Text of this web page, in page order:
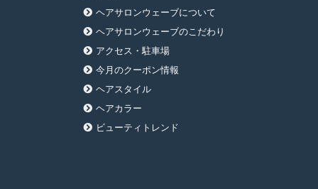
ヘアサロンウェーブについて
ヘアサロンウェーブのこだわり
アクセス・駐車場
今月のクーポン情報
ヘアスタイル
ヘアカラー
ビューティトレンド